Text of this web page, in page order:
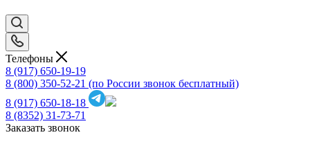
Телефоны
8 (917) 650-19-19
8 (800) 350-52-21 (по России звонок бесплатный)
8 (917) 650-18-18
8 (8352) 31-73-71
Заказать звонок